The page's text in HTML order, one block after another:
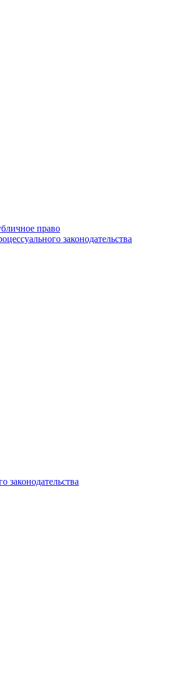
право
законодательства
законодательства